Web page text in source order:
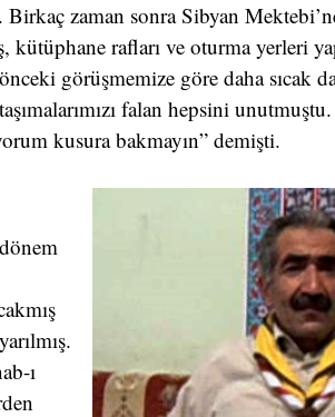
zaman sonra Sibyan
kütüphane rafları ve oturma yerleri
görüşmemize göre daha sıcak
falan hepsini
kusura bakmayın” demişti.
ı